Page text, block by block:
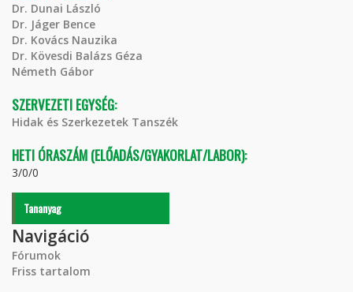
Dr. Dunai László
Dr. Jáger Bence
Dr. Kovács Nauzika
Dr. Kövesdi Balázs Géza
Németh Gábor
SZERVEZETI EGYSÉG:
Hidak és Szerkezetek Tanszék
HETI ÓRASZÁM (ELŐADÁS/GYAKORLAT/LABOR):
3/0/0
Tananyag
Navigáció
Fórumok
Friss tartalom